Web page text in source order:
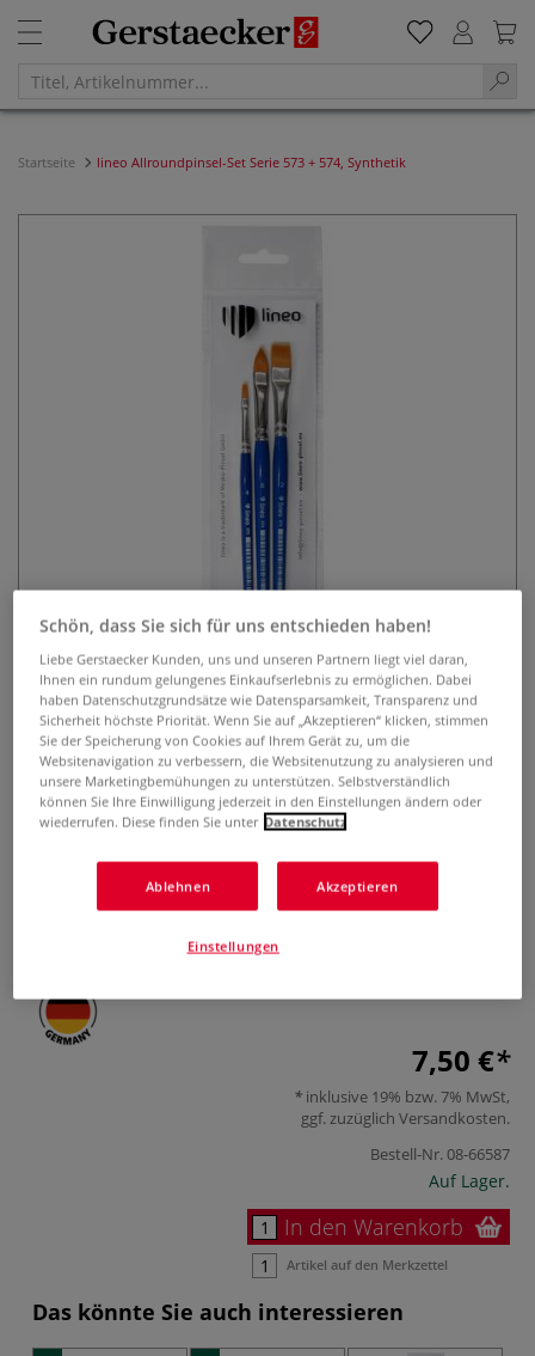
Startseite lineo Allroundpinsel-Set Serie 573 + 574, Synthetik
lineo Allroundpinsel-Set Serie 573
+ 574, Synthetik
0 Bewertungen
Hobbymalpinsel-Set bestehend aus 3 Synthetikpinseln der
Serie 573 und 574. Ideal für Acryl, Deckfarben und
7,50 €
inklusive 19% bzw. 7% MwSt,
ggf. zuzüglich Versandkosten.
Bestell-Nr.08-66587
Auf Lager.
In den Warenkorb
Artikel auf den Merkzettel
Das könnte Sie auch interessieren
Schön, dass Sie sich für uns entschieden haben!
Liebe Gerstaecker Kunden, uns und unseren Partnern liegt viel daran,
Ihnen ein rundum gelungenes Einkaufserlebnis zu ermöglichen. Dabei
haben Datenschutzgrundsätze wie Datensparsamkeit, Transparenz und
Sicherheit höchste Priorität. Wenn Sie auf „Akzeptieren“ klicken, stimmen
Sie der Speicherung von Cookies auf Ihrem Gerät zu, um die
Websitenavigation zu verbessern, die Websitenutzung zu analysieren und
unsere Marketingbemühungen zu unterstützen. Selbstverständlich
können Sie Ihre Einwilligung jederzeit in den Einstellungen ändern oder
wiederrufen. Diese finden Sie unter Datenschutz
Ablehnen Akzeptieren
Einstellungen